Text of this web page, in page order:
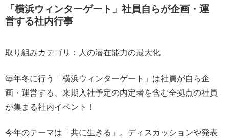
「横浜ウィンターゲート」社員自らが企画・運
営する社内行事
取り組みカテゴリ：人の潜在能力の最大化
毎年冬に行う「横浜ウィンターゲート」は社員が自ら企
画・運営する、来期入社予定の内定者を含む全拠点の社員
が集まる社内イベント！
今年のテーマは「共に生きる」。ディスカッションや発表